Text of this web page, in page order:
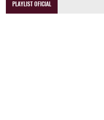
PLAYLIST OFICIAL